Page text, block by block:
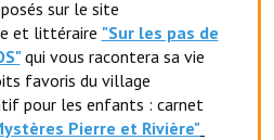
sur le site
et littéraire "Sur les pas de
qui vous racontera sa vie
favoris du village
pour les enfants : carnet
Pierre et Rivière"